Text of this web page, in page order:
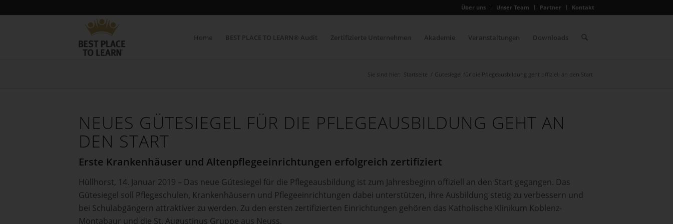
Über uns Unser Team Partner Kontakt
Home BEST PLACE TO LEARN® Audit Zertifizierte Unternehmen Akademie Veranstaltungen Downloads
Sie sind hier: Startseite / Gütesiegel für die Pflegeausbildung geht offiziell an den Start
NEUES GÜTESIEGEL FÜR DIE PFLEGEAUSBILDUNG GEHT AN
DEN START
Erste Krankenhäuser und Altenpflegeeinrichtungen erfolgreich zertifiziert
Hüllhorst, 14. Januar 2019 – Das neue Gütesiegel für die Pflegeausbildung ist zum Jahresbeginn offiziell an den Start gegangen. Das
Gütesiegel soll Pflegeschulen, Krankenhäusern und Pflegeeinrichtungen dabei unterstützen, ihre Ausbildung stetig zu verbessern und
bei Schulabgängern attraktiver zu werden. Zu den ersten zertifizierten Einrichtungen gehören das Katholische Klinikum Koblenz-
Montabaur und die St. Augustinus Gruppe aus Neuss.